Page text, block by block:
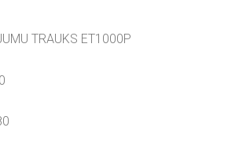
TRAUKS ET1000P